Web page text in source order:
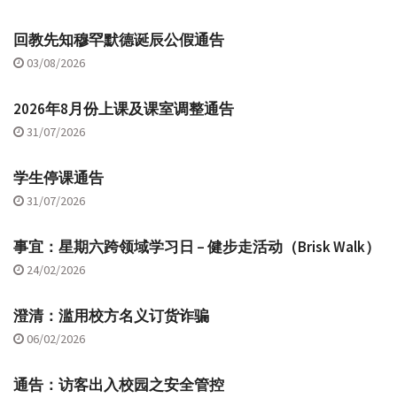
回教先知穆罕默德诞辰公假通告
03/08/2026
2026年8月份上课及课室调整通告
31/07/2026
学生停课通告
31/07/2026
事宜：星期六跨领域学习日 – 健步走活动（Brisk Walk）
24/02/2026
澄清：滥用校方名义订货诈骗
06/02/2026
通告：访客出入校园之安全管控